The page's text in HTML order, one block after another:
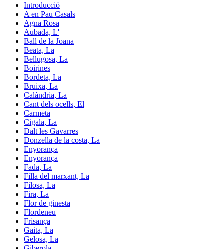
Introducció
A en Pau Casals
Agna Rosa
Aubada, L'
Ball de la Joana
Beata, La
Bellugosa, La
Boirines
Bordeta, La
Bruixa, La
Calàndria, La
Cant dels ocells, El
Carmeta
Cigala, La
Dalt les Gavarres
Donzella de la costa, La
Enyorança
Enyorança
Fada, La
Filla del marxant, La
Filosa, La
Fira, La
Flor de ginesta
Flordeneu
Frisança
Gaita, La
Gelosa, La